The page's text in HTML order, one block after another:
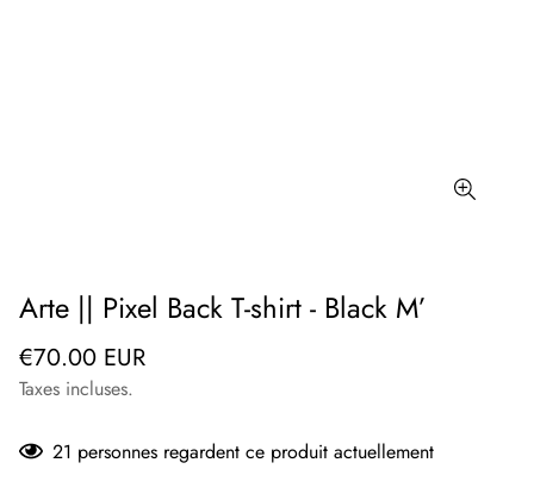
Arte || Pixel Back T-shirt - Black M’
Prix
régulier
€70.00 EUR
Taxes incluses.
21 personnes regardent ce produit actuellement